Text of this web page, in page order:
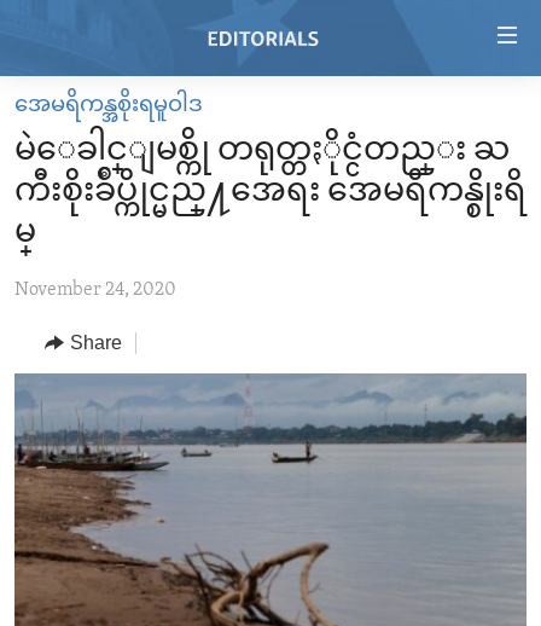
Skip
main
content
main
to
Search
HOME
VIDEO
RADIO
REGIONS
AMERICAS
EUROPE
MIDDLE EAST
TOPICS
HUMAN RIGHTS
SECURITY AND DEFENSE
AID AND DEVELOPMENT
DEMOCRACY AND GOVERNANCE
ECONOMY AND TRADE
ENVIRONMENT AND HEALTH
IDEALS AND INSTITUTIONS
ARCHIVE
ABOUT US
FOLLOW US
အေမရိကန္အစိုးရမူဝါဒ
မဲေခါင္ျမစ္ကို တရုတ္တႏိုင္ငံတည္း ႀ
ကီးစိုးခ်ဳပ္ကိုင္မည္႔အေရး အေမရိကန္စိုးရိ
မ္
November 24, 2020
Share